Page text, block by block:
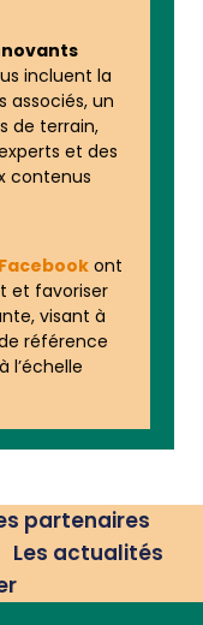
incluent la
associés, un
de terrain,
et des
contenus
ont
et favoriser
visant à
référence
l’échelle
partenaires
Les actualités